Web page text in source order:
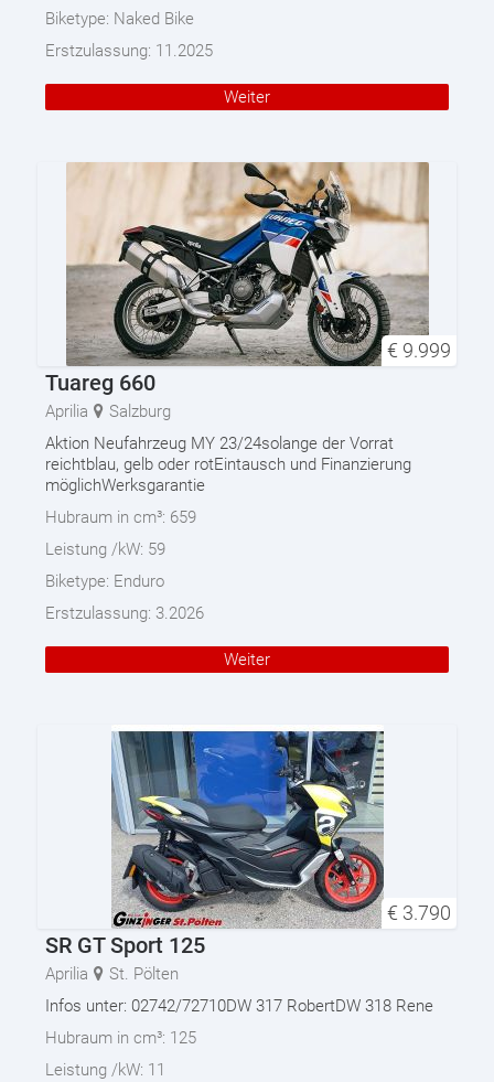
Biketype: Naked Bike
Erstzulassung: 11.2025
Weiter
€ 9.999
Tuareg 660
Aprilia
Salzburg
Aktion Neufahrzeug MY 23/24solange der Vorrat
reichtblau, gelb oder rotEintausch und Finanzierung
möglichWerksgarantie
Hubraum in cm³: 659
Leistung /kW: 59
Biketype: Enduro
Erstzulassung: 3.2026
Weiter
€ 3.790
SR GT Sport 125
Aprilia
St. Pölten
Infos unter: 02742/72710DW 317 RobertDW 318 Rene
Hubraum in cm³: 125
Leistung /kW: 11